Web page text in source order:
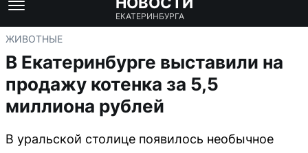
ЕКАТЕРИНБУРГА
ЖИВОТНЫЕ
В Екатеринбурге выставили на
продажу котенка за 5,5
миллиона рублей
В уральской столице появилось необычное